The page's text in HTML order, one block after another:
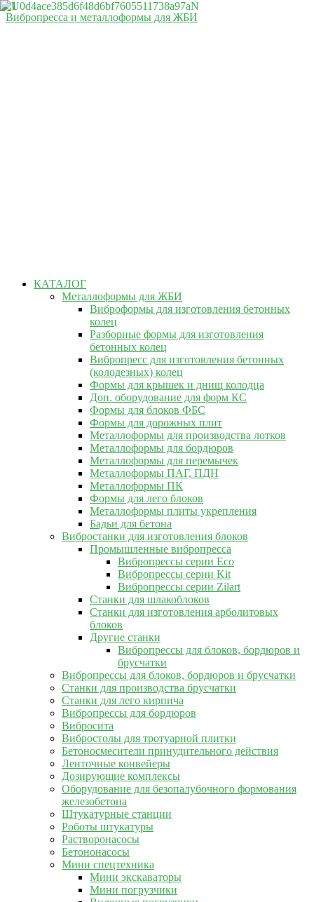
Вибропресса и металлоформы для ЖБИ
КАТАЛОГ
Металлоформы для ЖБИ
Виброформы для изготовления бетонных
колец
Разборные формы для изготовления
бетонных колец
Вибропресс для изготовления бетонных
(колодезных) колец
Формы для крышек и днищ колодца
Доп. оборудование для форм КС
Формы для блоков ФБС
Формы для дорожных плит
Металлоформы для производства лотков
Металлоформы для бордюров
Металлоформы для перемычек
Металлоформы ПАГ, ПДН
Металлоформы ПК
Формы для лего блоков
Металлоформы плиты укрепления
Бадьи для бетона
Вибростанки для изготовления блоков
Промышленные вибропресса
Вибропрессы серии Eco
Вибропрессы серии Kit
Вибропрессы серии Zilart
Станки для шлакоблоков
Станки для изготовления арболитовых
блоков
Другие станки
Вибропрессы для блоков, бордюров и
брусчатки
Вибропрессы для блоков, бордюров и брусчатки
Станки для производства брусчатки
Станки для лего кирпича
Вибропрессы для бордюров
Вибросита
Вибростолы для тротуарной плитки
Бетоносмесители принудительного действия
Ленточные конвейеры
Дозирующие комплексы
Оборудование для безопалубочного формования
железобетона
Штукатурные станции
Роботы штукатуры
Растворонасосы
Бетононасосы
Мини спецтехника
Мини экскаваторы
Мини погрузчики